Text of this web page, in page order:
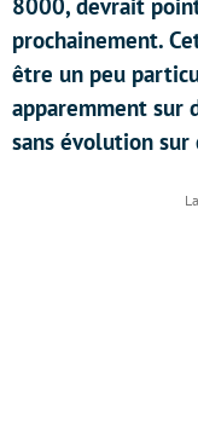
8000, devrait
prochainement.
être un peu
apparemment sur
sans évolution